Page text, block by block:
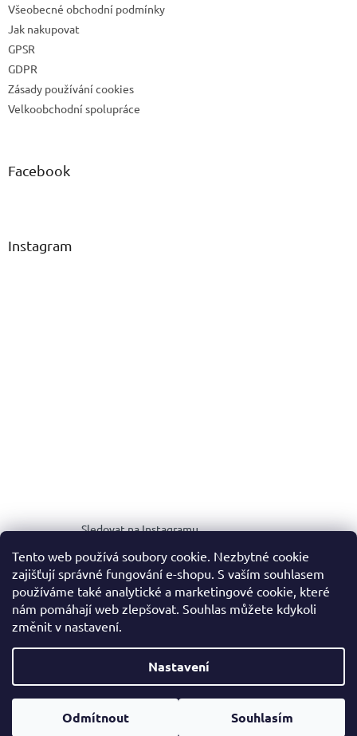
Tento web používá soubory cookie. Nezbytné cookie
zajišťují správné fungování e-shopu. S vaším souhlasem
používáme také analytické a marketingové cookie, které
nám pomáhají web zlepšovat. Souhlas můžete kdykoli
změnit v nastavení.
Nastavení
Odmítnout Souhlasím
Všeobecné obchodní podmínky
Jak nakupovat
GPSR
GDPR
Zásady používání cookies
Velkoobchodní spolupráce
Facebook
Instagram
Sledovat na Instagramu
MEDIA KIT
Vytvořil Shoptet
Copyright 2026NOALE.. Všechna práva vyhrazena.Upravit